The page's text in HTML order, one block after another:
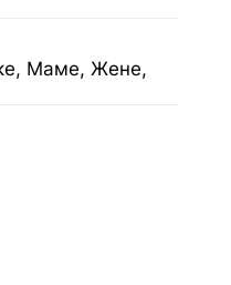
Маме, Жене,